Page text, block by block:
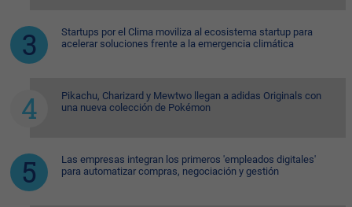
Startups por el Clima moviliza al ecosistema startup para
acelerar soluciones frente a la emergencia climática
Pikachu, Charizard y Mewtwo llegan a adidas Originals con
una nueva colección de Pokémon
Las empresas integran los primeros 'empleados digitales'
para automatizar compras, negociación y gestión